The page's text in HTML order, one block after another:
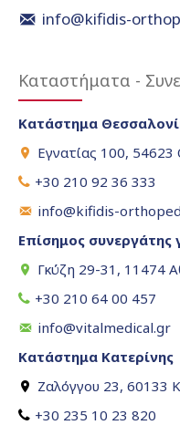
info@kifidis-
Καταστήματα -
Κατάστημα
Εγνατίας 100, 54623
+30 210 92 36 333
info@kifidis-
Επίσημος συνεργάτης
Γκύζη 29-31, 11474
+30 210 64 00 457
info@vitalmedical.gr
Κατάστημα Κατερίνης
Ζαλόγγου 23, 60133
+30 235 10 23 820